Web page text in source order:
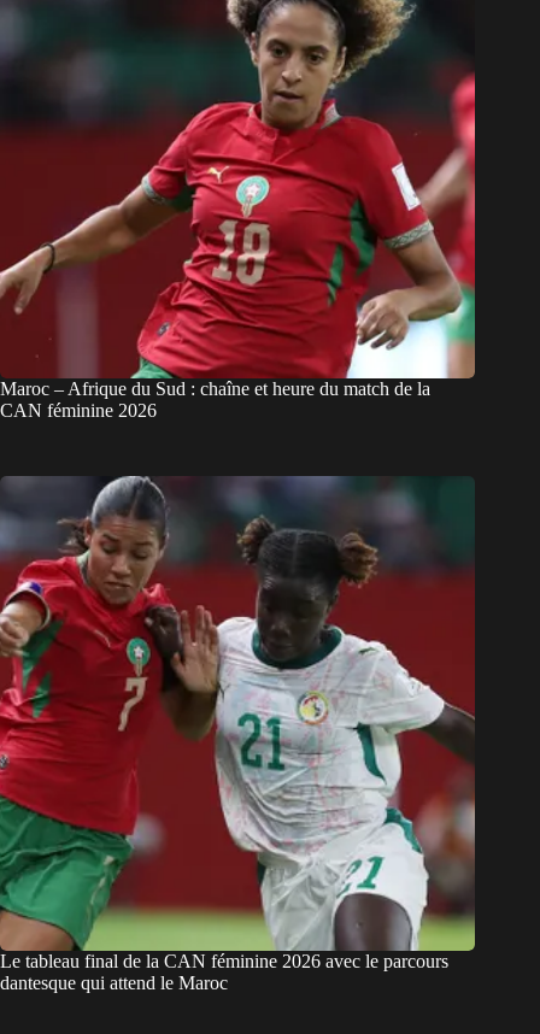
Maroc – Afrique du Sud : chaîne et heure du match de la
CAN féminine 2026
Le tableau final de la CAN féminine 2026 avec le parcours
dantesque qui attend le Maroc